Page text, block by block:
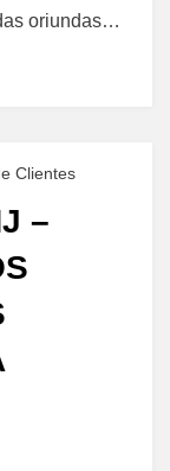
oriundas…
Clientes
–